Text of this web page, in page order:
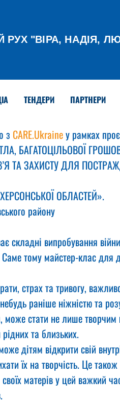
РУХ "ВІРА, НАДІЯ,
ТЕНДЕРИ ПАРТНЕРИ
з CARE.Ukraine у рамках
БАГАТОЦІЛЬОВОЇ
ТА ЗАХИСТУ ДЛЯ
ОБЛАСТЕЙ».
району
складні випробування
тому майстер-клас для
страх та тривогу,
раніше ніжністю та
може стати не лише
та близьких.
дітям відкрити свій
їх на творчість. Це
матерів у цей важкий